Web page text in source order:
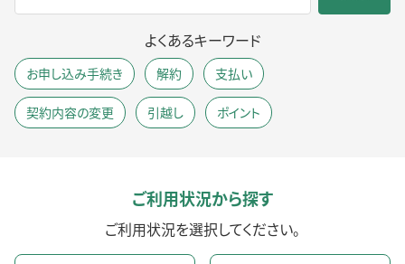
よくあるキーワード
お申し込み手続き 解約 支払い
契約内容の変更 引越し ポイント
ご利用状況から探す
ご利用状況を選択してください。